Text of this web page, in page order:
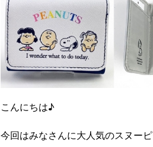
こんにちは♪
今回はみなさんに大人気のスヌー